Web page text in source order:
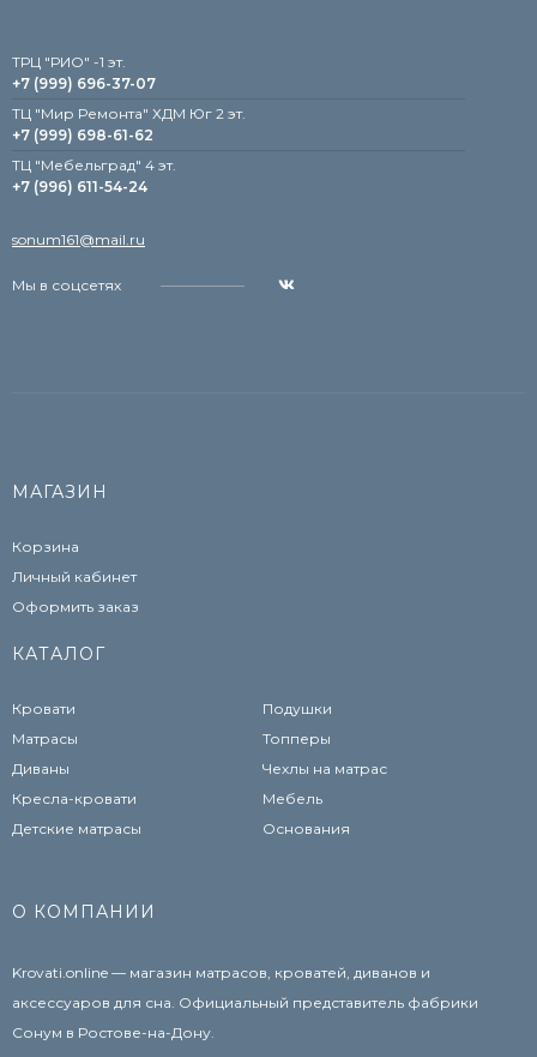
TРЦ "РИО" -1 эт.
+7 (999) 696-37-07
ТЦ "Мир Ремонта" ХДМ Юг 2 эт.
+7 (999) 698-61-62
TЦ "Мебельград" 4 эт.
+7 (996) 611-54-24
sonum161@mail.ru
Мы в соцсетях
МАГАЗИН
Корзина
Личный кабинет
Оформить заказ
КАТАЛОГ
Кровати
Матрасы
Диваны
Кресла-кровати
Детские матрасы
Подушки
Топперы
Чехлы на матрас
Мебель
Основания
О КОМПАНИИ
Krovati.online — магазин матрасов, кроватей, диванов и
аксессуаров для сна. Официальный представитель фабрики
Сонум в Ростове-на-Дону.